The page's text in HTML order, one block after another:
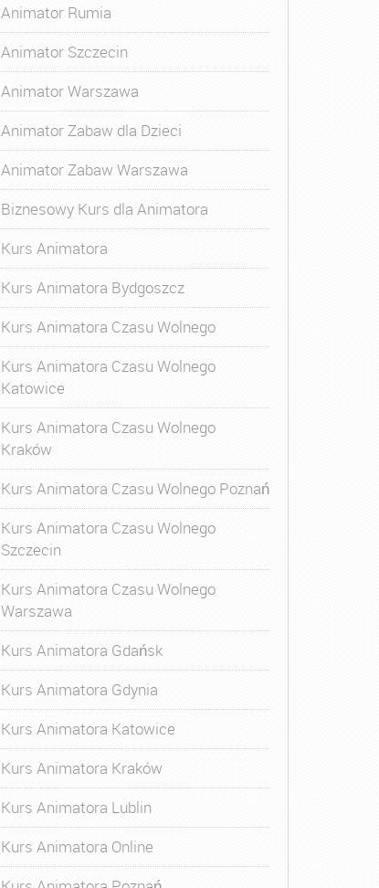
Animator Rumia
Animator Szczecin
Animator Warszawa
Animator Zabaw dla Dzieci
Animator Zabaw Warszawa
Biznesowy Kurs dla Animatora
Kurs Animatora
Kurs Animatora Bydgoszcz
Kurs Animatora Czasu Wolnego
Kurs Animatora Czasu Wolnego
Katowice
Kurs Animatora Czasu Wolnego
Kraków
Kurs Animatora Czasu Wolnego Poznań
Kurs Animatora Czasu Wolnego
Szczecin
Kurs Animatora Czasu Wolnego
Warszawa
Kurs Animatora Gdańsk
Kurs Animatora Gdynia
Kurs Animatora Katowice
Kurs Animatora Kraków
Kurs Animatora Lublin
Kurs Animatora Online